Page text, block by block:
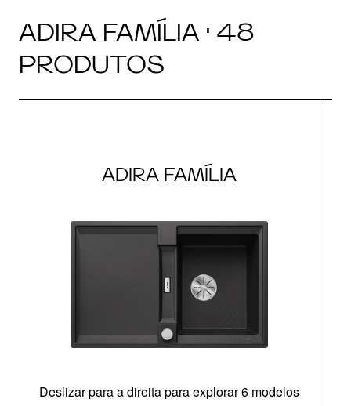
ADIRA FAMÍLIA · 48
PRODUTOS
ADIRA FAMÍLIA
Deslizar para a direita para explorar 6 modelos